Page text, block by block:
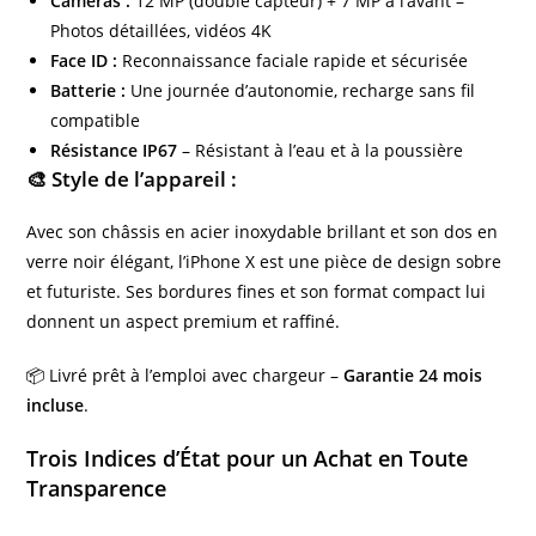
Photos détaillées, vidéos 4K
Face ID : Reconnaissance faciale rapide et sécurisée
Batterie : Une journée d’autonomie, recharge sans fil
compatible
Résistance IP67 – Résistant à l’eau et à la poussière
🎨 Style de l’appareil :
Avec son châssis en acier inoxydable brillant et son dos en
verre noir élégant, l’iPhone X est une pièce de design sobre
et futuriste. Ses bordures fines et son format compact lui
donnent un aspect premium et raffiné.
📦 Livré prêt à l’emploi avec chargeur –Garantie 24 mois
incluse.
Trois Indices d’État pour un Achat en Toute
Transparence